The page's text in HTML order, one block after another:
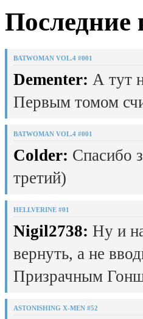
Последние
BATWOMAN VOL.4 #001
Dementer: А тут
Первым томом
BATWOMAN VOL.4 #001
Colder: Спасибо
третий)
HELLVERINE #01
Nigil2738: Ну и
вернуть, а не
Призрачным
ASTONISHING X-MEN #52